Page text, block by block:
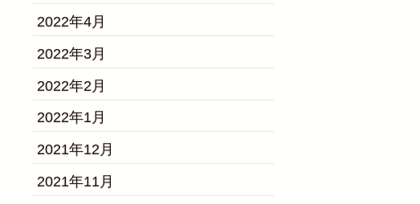
2022年4月
2022年3月
2022年2月
2022年1月
2021年12月
2021年11月